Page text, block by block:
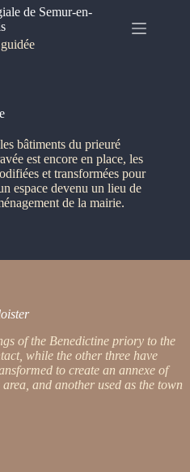
de Semur-en-
bâtiments du prieuré
est encore en place, les
et transformées pour
espace devenu un lieu de
de la mairie.
of the Benedictine priory to the
while the other three have
to create an annexe of
and another used as the town